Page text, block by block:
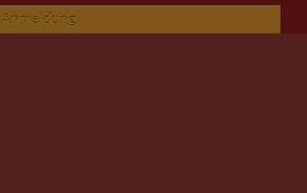
Anmeldung